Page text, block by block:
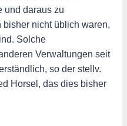
und daraus zu
nicht üblich waren,
Solche
Verwaltungen seit
so der stellv.
Horsel, das dies bisher